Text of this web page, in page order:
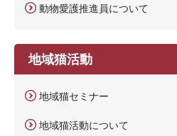
動物愛護推進員について
地域猫活動
地域猫セミナー
地域猫活動について